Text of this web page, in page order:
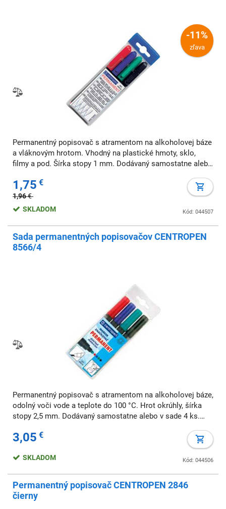
-11%
zľava
Permanentný popisovač s atramentom na alkoholovej báze
a vláknovým hrotom. Vhodný na plastické hmoty, sklo,
filmy a pod. Šírka stopy 1 mm. Dodávaný samostatne alebo
sada 4 ks Šírka stopy: 1 mm Ty
1,75 €
1,96€
Kód: 044507
SKLADOM
Sada permanentných popisovačov CENTROPEN
8566/4
Permanentný popisovač s atramentom na alkoholovej báze,
odolný voči vode a teplote do 100 °C. Hrot okrúhly, šírka
stopy 2,5 mm. Dodávaný samostatne alebo v sade 4 ks.
stopy: 2,5 mm Typ hrotu:
3,05 €
Kód: 044506
SKLADOM
Permanentný popisovač CENTROPEN 2846
čierny